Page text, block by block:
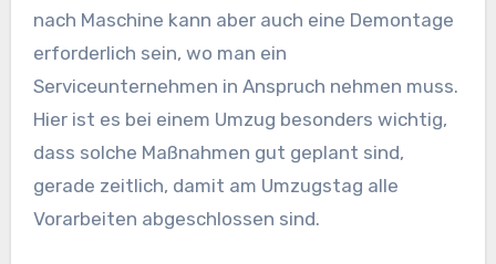
nach Maschine kann aber auch eine Demontage
erforderlich sein, wo man ein
Serviceunternehmen in Anspruch nehmen muss.
Hier ist es bei einem Umzug besonders wichtig,
dass solche Maßnahmen gut geplant sind,
gerade zeitlich, damit am Umzugstag alle
Vorarbeiten abgeschlossen sind.